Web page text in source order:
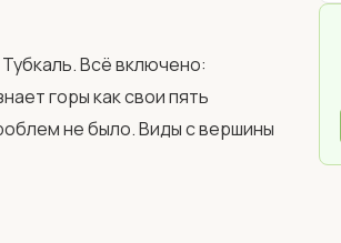
горы как свои пять
не было. Виды с вершины